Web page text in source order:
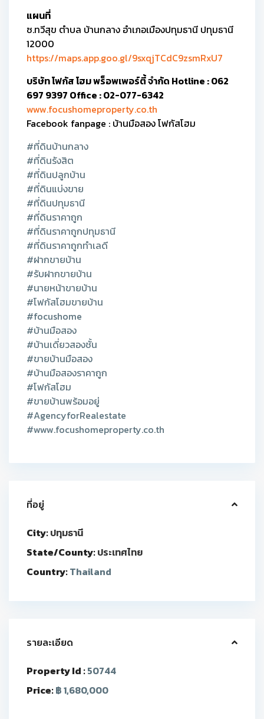
แผนที่
ซ.ทวีสุข ตำบล บ้านกลาง อำเภอเมืองปทุมธานี ปทุมธานี
12000
https://maps.app.goo.gl/9sxqjTCdC9zsmRxU7
บริษัท โฟกัส โฮม พร็อพเพอร์ตี้ จำกัด Hotline : 062
697 9397 Office : 02-077-6342
www.focushomeproperty.co.th
Facebook fanpage : บ้านมือสอง โฟกัสโฮม
#ที่ดินบ้านกลาง
#ที่ดินรังสิต
#ที่ดินปลูกบ้าน
#ที่ดินแบ่งขาย
#ที่ดินปทุมธานี
#ที่ดินราคาถูก
#ที่ดินราคาถูกปทุมธานี
#ที่ดินราคาถูกทำเลดี
#ฝากขายบ้าน
#รับฝากขายบ้าน
#นายหน้าขายบ้าน
#โฟกัสโฮมขายบ้าน
#focushome
#บ้านมือสอง
#บ้านเดี่ยวสองชั้น
#ขายบ้านมือสอง
#บ้านมือสองราคาถูก
#โฟกัสโฮม
#ขายบ้านพร้อมอยู่
#AgencyforRealestate
#www.focushomeproperty.co.th
ที่อยู่
City:ปทุมธานี
State/County:ประเทศไทย
Country:Thailand
รายละเอียด
Property Id :50744
Price:฿ 1,680,000